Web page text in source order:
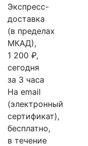
Экспресс-
доставка
(в пределах
МКАД),
1 200 ₽,
сегодня
за 3 часа
На email
(электронный
сертификат),
бесплатно,
в течение